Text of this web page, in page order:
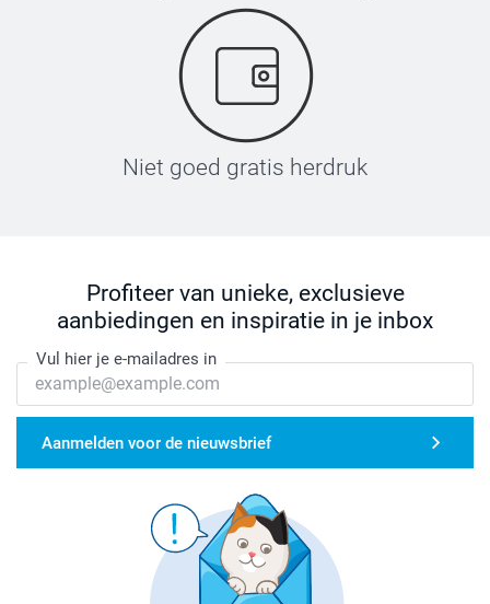
Niet goed gratis herdruk
Profiteer van unieke, exclusieve
aanbiedingen en inspiratie in je inbox
Vul hier je e-mailadres in
Aanmelden voor de nieuwsbrief